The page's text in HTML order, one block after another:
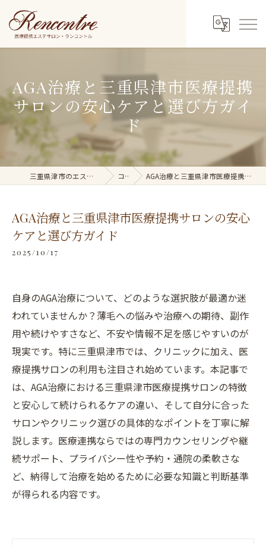
AGA治療と三重県津市医療提携
サロンの安心ケアと選び方ガイ
ド
三重県津市のエステ・脱毛ならRencontre コラム AGA治療と三重県津市医療提携サロンの安心ケアと選び方ガイド
AGA治療と三重県津市医療提携サロンの安心
ケアと選び方ガイド
2025/10/17
自身のAGA治療について、どのような選択肢が最適か迷
われていませんか？薄毛への悩みや治療への期待、副作
用や続けやすさなど、不安や情報不足を感じやすいのが
現実です。特に三重県津市では、クリニックに加え、医
療提携サロンの利用も注目され始めています。本記事で
は、AGA治療における三重県津市医療提携サロンの特徴
と安心して続けられるケアの違い、そして自分に合った
サロンやクリニック選びの具体的なポイントを丁寧に解
説します。医療連携ならではの専門カウンセリングや継
続サポート、プライバシー性や予約・通院の柔軟さな
ど、納得して治療を始めるために必要な知識と判断基準
が得られる内容です。